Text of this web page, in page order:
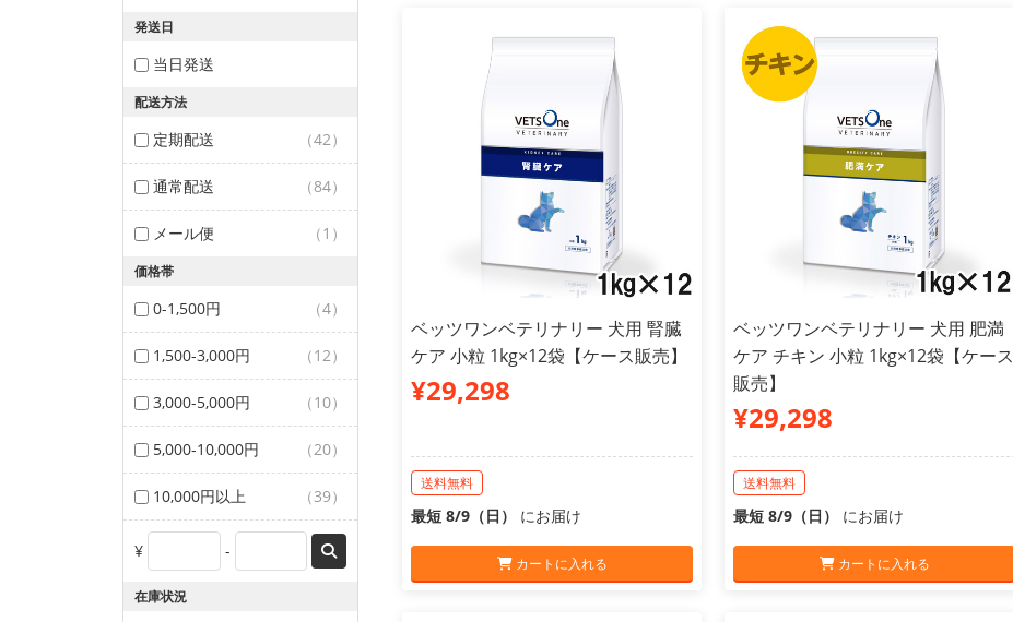
発送日
当日発送
配送方法
定期配送 （42）
通常配送 （84）
メール便 （1）
価格帯
0-1,500円 （4）
1,500-3,000円 （12）
3,000-5,000円 （10）
5,000-10,000円 （20）
10,000円以上 （39）
¥ -
在庫状況
ベッツワンベテリナリー 犬用 腎臓
ケア 小粒 1kg×12袋【ケース販売】
¥29,298
送料無料
最短 8/9（日） にお届け
カートに入れる
ベッツワンベテリナリー 犬用 肥満
ケア チキン 小粒 1kg×12袋【ケース
販売】
¥29,298
送料無料
最短 8/9（日） にお届け
カートに入れる